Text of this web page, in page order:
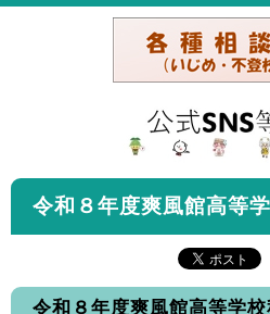
令和８年度爽風館高等
令和８年度爽風館高等学